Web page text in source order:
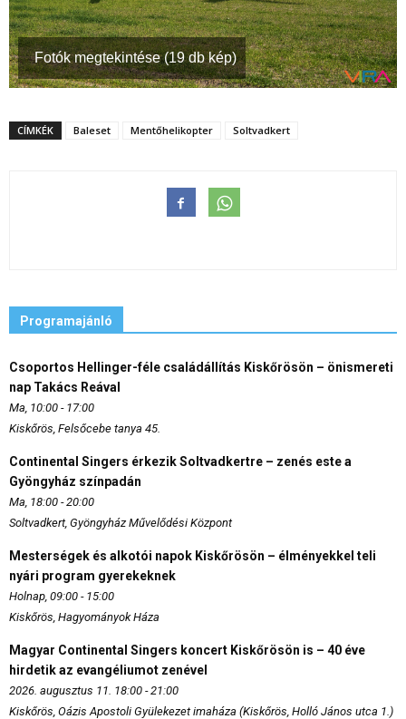
Fotók megtekintése (19 db kép)
CÍMKÉK Baleset Mentőhelikopter Soltvadkert
Programajánló
Csoportos Hellinger-féle családállítás Kiskőrösön – önismereti
nap Takács Reával
Ma, 10:00 - 17:00
Kiskőrös, Felsőcebe tanya 45.
Continental Singers érkezik Soltvadkertre – zenés este a
Gyöngyház színpadán
Ma, 18:00 - 20:00
Soltvadkert, Gyöngyház Művelődési Központ
Mesterségek és alkotói napok Kiskőrösön – élményekkel teli
nyári program gyerekeknek
Holnap, 09:00 - 15:00
Kiskőrös, Hagyományok Háza
Magyar Continental Singers koncert Kiskőrösön is – 40 éve
hirdetik az evangéliumot zenével
2026. augusztus 11. 18:00 - 21:00
Kiskőrös, Oázis Apostoli Gyülekezet imaháza (Kiskőrös, Holló János utca 1.)